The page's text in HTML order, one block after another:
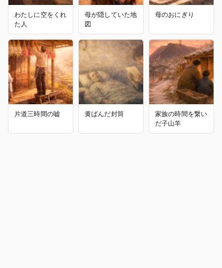
わたしに空をくれ
た人
母が隠していた地
図
母のおにぎり
片道三時間の嘘 黄ばんだ封筒
家族の時間を繋い
だ子山羊